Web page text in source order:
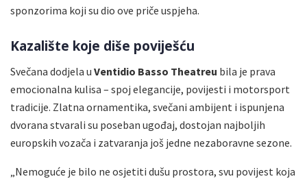
sponzorima koji su dio ove priče uspjeha.
Kazalište koje diše poviješću
Svečana dodjela u Ventidio Basso Theatreu bila je prava
emocionalna kulisa – spoj elegancije, povijesti i motorsport
tradicije. Zlatna ornamentika, svečani ambijent i ispunjena
dvorana stvarali su poseban ugođaj, dostojan najboljih
europskih vozača i zatvaranja još jedne nezaboravne sezone.
„Nemoguće je bilo ne osjetiti dušu prostora, svu povijest koja